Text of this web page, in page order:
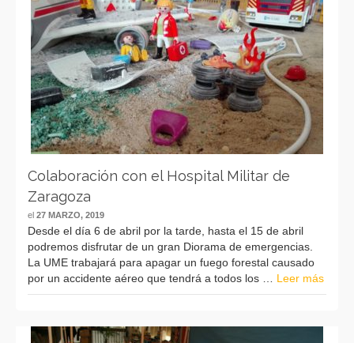
Colaboración con el Hospital Militar de
Zaragoza
el 27 MARZO, 2019
Desde el día 6 de abril por la tarde, hasta el 15 de abril
podremos disfrutar de un gran Diorama de emergencias.
La UME trabajará para apagar un fuego forestal causado
por un accidente aéreo que tendrá a todos los … Leer más